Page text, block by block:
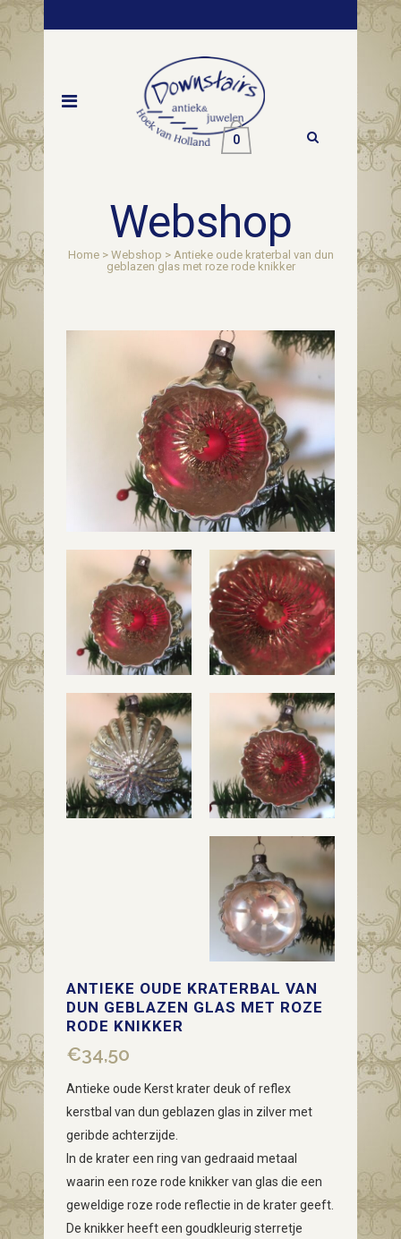
0
Webshop
Home> Webshop > Antieke oude kraterbal van dun
geblazen glas met roze rode knikker
ANTIEKE OUDE KRATERBAL VAN
DUN GEBLAZEN GLAS MET ROZE
RODE KNIKKER
€34,50
Antieke oude Kerst krater deuk of reflex
kerstbal van dun geblazen glas in zilver met
geribde achterzijde.
In de krater een ring van gedraaid metaal
waarin een roze rode knikker van glas die een
geweldige roze rode reflectie in de krater geeft.
De knikker heeft een goudkleurig sterretje